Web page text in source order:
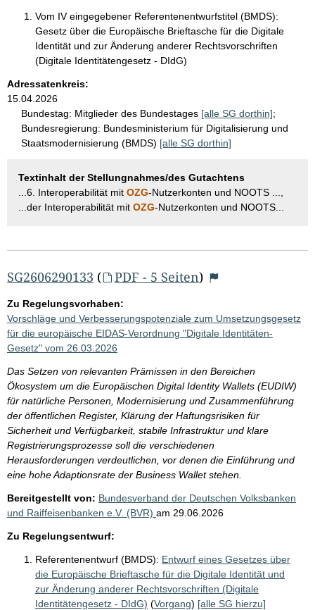
Vom IV eingegebener Referentenentwurfstitel (BMDS):
Gesetz über die Europäische Brieftasche für die Digitale
Identität und zur Änderung anderer Rechtsvorschriften
(Digitale Identitätengesetz - DIdG)
Adressatenkreis:
15.04.2026
Bundestag: Mitglieder des Bundestages [alle SG dorthin];
Bundesregierung: Bundesministerium für Digitalisierung und
Staatsmodernisierung (BMDS) [alle SG dorthin]
Textinhalt der Stellungnahmes/des Gutachtens
...6. Interoperabilität mit OZG-Nutzerkonten und NOOTS ...,
...der Interoperabilität mit OZG-Nutzerkonten und NOOTS...
SG2606290133 ( PDF - 5 Seiten)
Zu Regelungsvorhaben:
Vorschläge und Verbesserungspotenziale zum Umsetzungsgesetz
für die europäische EIDAS-Verordnung "Digitale Identitäten-
Gesetz" vom 26.03.2026
Das Setzen von relevanten Prämissen in den Bereichen
Ökosystem um die Europäischen Digital Identity Wallets (EUDIW)
für natürliche Personen, Modernisierung und Zusammenführung
der öffentlichen Register, Klärung der Haftungsrisiken für
Sicherheit und Verfügbarkeit, stabile Infrastruktur und klare
Registrierungsprozesse soll die verschiedenen
Herausforderungen verdeutlichen, vor denen die Einführung und
eine hohe Adaptionsrate der Business Wallet stehen.
Bereitgestellt von: Bundesverband der Deutschen Volksbanken
und Raiffeisenbanken e.V. (BVR) am 29.06.2026
Zu Regelungsentwurf:
Referentenentwurf (BMDS): Entwurf eines Gesetzes über
die Europäische Brieftasche für die Digitale Identität und
zur Änderung anderer Rechtsvorschriften (Digitale
Identitätengesetz - DIdG) (Vorgang) [alle SG hierzu]